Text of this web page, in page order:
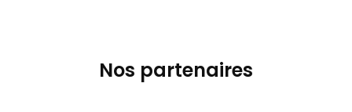
Nos partenaires